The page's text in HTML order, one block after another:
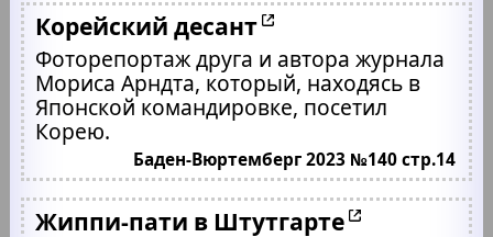
Корейский десант
Фоторепортаж друга и автора журнала
Мориса Арндта, который, находясь в
Японской командировке, посетил
Корею.
Баден-Вюртемберг 2023 №140 стр.14
Жиппи-пати в Штутгарте